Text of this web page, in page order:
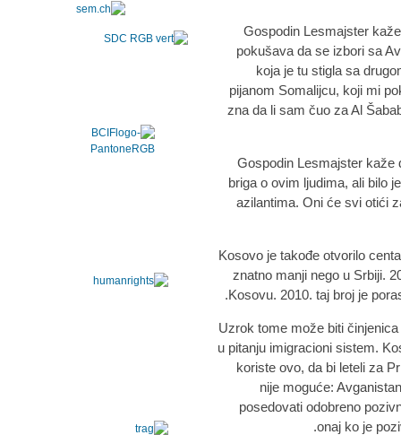
Gospodin Lesmajster
pokušava da se izbori sa
koja je tu stigla sa
pijanom Somalijcu, koji mi
zna da li sam čuo za Al
Gospodin Lesmajster kaže
briga o ovim ljudima, ali bilo
azilantima. Oni će svi otići
Kosovo je takođe otvorilo
znatno manji nego u Srbiji.
Kosovu. 2010. taj broj je
Uzrok tome može biti
u pitanju imigracioni sistem.
koriste ovo, da bi leteli za
nije moguće:
posedovati odobreno
onaj ko je